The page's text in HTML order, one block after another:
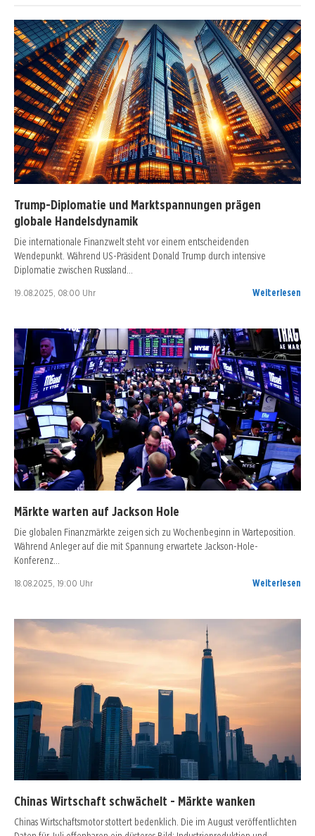
Trump-Diplomatie und Marktspannungen prägen
globale Handelsdynamik
Die internationale Finanzwelt steht vor einem entscheidenden
Wendepunkt. Während US-Präsident Donald Trump durch intensive
Diplomatie zwischen Russland…
19.08.2025, 08:00 Uhr Weiterlesen
Märkte warten auf Jackson Hole
Die globalen Finanzmärkte zeigen sich zu Wochenbeginn in Warteposition.
Während Anleger auf die mit Spannung erwartete Jackson-Hole-
Konferenz…
18.08.2025, 19:00 Uhr Weiterlesen
Chinas Wirtschaft schwächelt - Märkte wanken
Chinas Wirtschaftsmotor stottert bedenklich. Die im August veröffentlichten